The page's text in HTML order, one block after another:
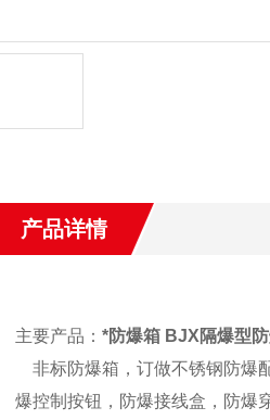
产品详情
主要产品： *防爆箱 BJX隔爆型
非标防爆箱，订做不锈钢防爆
爆控制按钮，防爆接线盒，防爆